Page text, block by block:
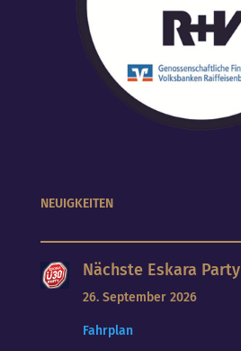
NEUIGKEITEN
Nächste Eskara Party
26. September 2026
Fahrplan